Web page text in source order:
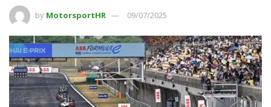
by MotorsportHR 09/07/2025